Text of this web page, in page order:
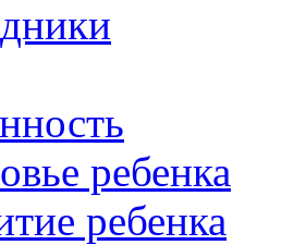
ребенка
ребенка